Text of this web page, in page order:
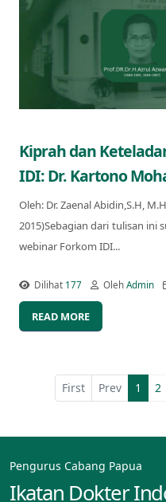
Kiprah dan
IDI: Dr. Kartono
Oleh: Dr. Zaenal Abidin,S.H,
2015)Sebagian dari tulisan ini
webinar Forkom IDI...
Dilihat 177 OlehAdmin
READ MORE
First Prev 1 2
Pengurus Cabang Papua
Ikatan Dokter